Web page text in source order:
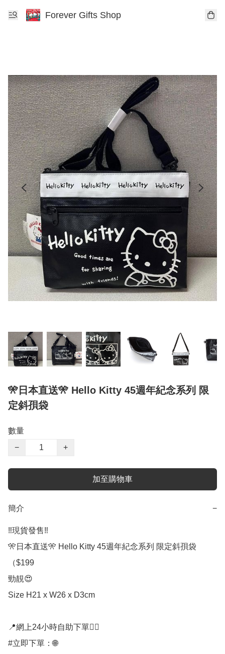
Forever Gifts Shop
🎌日本直送🎌 Hello Kitty 45週年紀念系列 限
定斜孭袋
數量
−
+
加至購物車
簡介 −
‼️現貨發售‼️
🎌日本直送🎌 Hello Kitty 45週年紀念系列 限定斜孭袋
（$199
勁靚😍
Size H21 x W26 x D3cm
📍網上24小時自助下單👍🏻
#立即下單：🌐